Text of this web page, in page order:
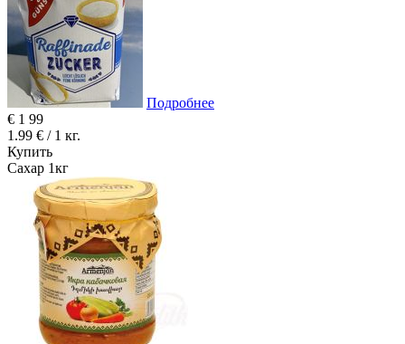
Подробнее
€ 1 99
1.99 € / 1 кг.
Купить
Сахар 1кг